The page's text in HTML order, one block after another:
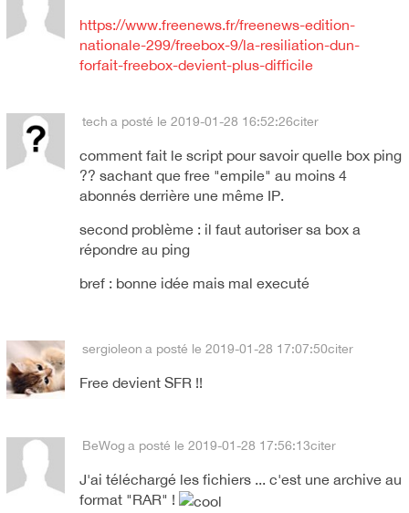
https://www.freenews.fr/freenews-edition-
nationale-299/freebox-9/la-resiliation-dun-
forfait-freebox-devient-plus-difficile
tech a posté le 2019-01-28 16:52:26citer
comment fait le script pour savoir quelle box ping
?? sachant que free "empile" au moins 4
abonnés derrière une même IP.
second problème : il faut autoriser sa box a
répondre au ping
bref : bonne idée mais mal executé
sergioleon a posté le 2019-01-28 17:07:50citer
Free devient SFR !!
BeWog a posté le 2019-01-28 17:56:13citer
J'ai téléchargé les fichiers ... c'est une archive au
format "RAR" !